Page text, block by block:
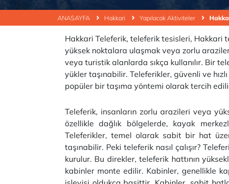
ANASAYFA Hakkari Yapılacak Aktiviteler
Hakkari Teleferik, teleferik tesisleri, Hakkari
yüksek noktalara ulaşmak veya zorlu
veya turistik alanlarda sıkça kullanılır. Bir
yükler taşınabilir. Teleferikler, güvenli ve
popüler bir taşıma yöntemi olarak tercih
Teleferik, insanların zorlu arazileri veya
özellikle dağlık bölgelerde, kayak
Teleferikler, temel olarak sabit bir hat
taşınabilir. Peki teleferik nasıl çalışır?
kurulur. Bu direkler, teleferik hattının
kabinler monte edilir. Kabinler, genellikle